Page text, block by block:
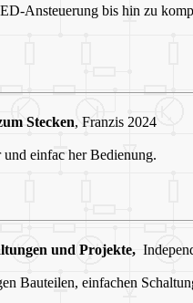
Ansteuerung bis hin zu
Stecken, Franzis 2024
einfac her Bedienung.
und Projekte,
Bauteilen, einfachen